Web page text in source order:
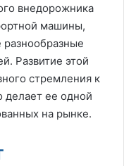
внедорожника
машины,
Развитие этой
стремления к
делает ее одной
на рынке.